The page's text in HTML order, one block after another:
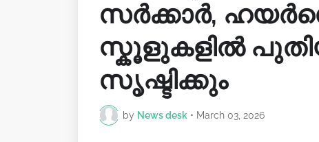
സർക്കാ‍ർ,
സ്കൂളുകളിൽ
സൃഷ്ടിക്കും
by News desk • March 03, 2026